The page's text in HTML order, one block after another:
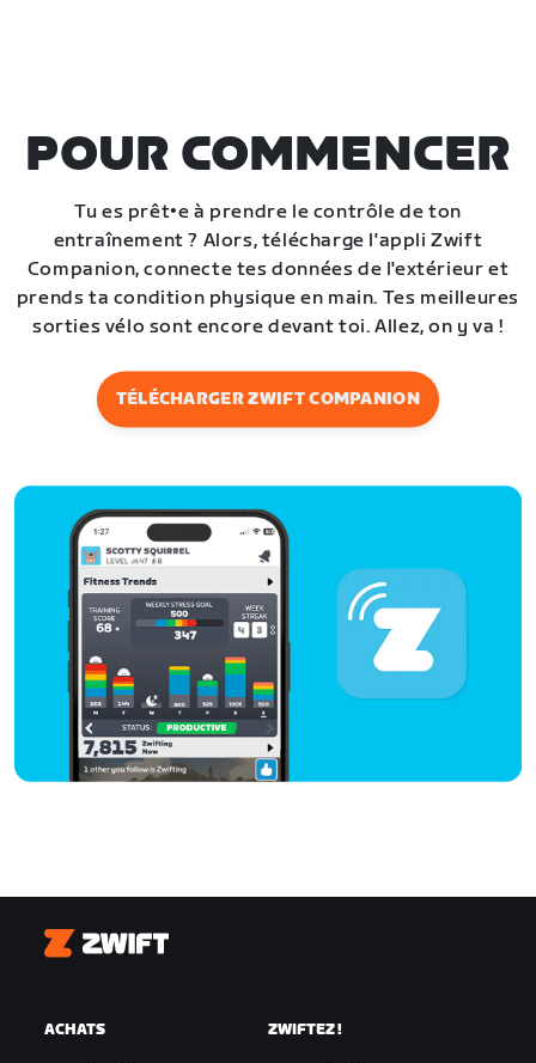
POUR COMMENCER
Tu es prêt•e à prendre le contrôle de ton
entraînement ? Alors, télécharge l'appli Zwift
Companion, connecte tes données de l'extérieur et
prends ta condition physique en main. Tes meilleures
sorties vélo sont encore devant toi. Allez, on y va !
TÉLÉCHARGER ZWIFT COMPANION
Zwift
ACHATS ZWIFTEZ !